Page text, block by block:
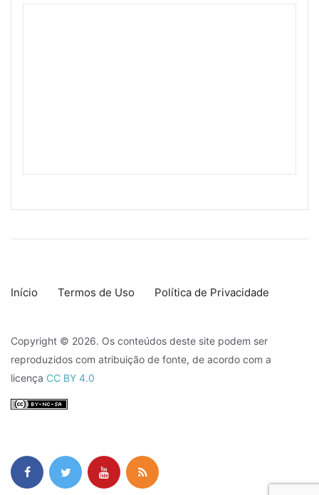
Início Termos de Uso Política de Privacidade
Copyright © 2026. Os conteúdos deste site podem ser
reproduzidos com atribuição de fonte, de acordo com a
licença CC BY 4.0